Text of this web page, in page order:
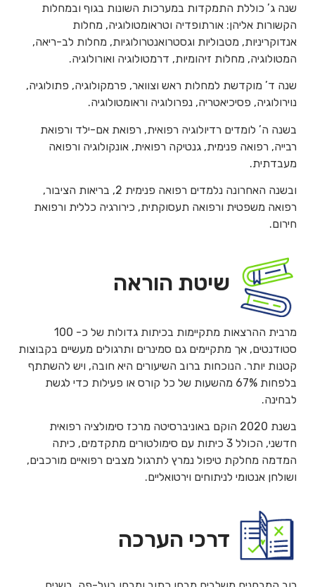
שנה ג’ כוללת התמקדות במערכות השונות בגוף ובמחלות
הקשורות אליהן: אורתופדיה וטראומטולוגיה, מחלות
אנדוקריניות, מטבוליות וגסטרואנטרולוגיות, מחלות לב-ריאה,
המטולוגיה, מחלות זיהומיות, דרמטולוגיה ואורולוגיה.
שנה ד’ מוקדשת למחלות ראש וצוואר, פרמקולוגיה, פתולוגיה,
נוירולוגיה, פסיכיאטריה, נפרולוגיה וראומטולוגיה.
בשנה ה’ לומדים רדיולוגיה רפואית, רפואת אם-ילד ורפואת
רבייה, רפואה פנימית, גנטיקה רפואית, אונקולוגיה ורפואה
מעבדתית.
ובשנה האחרונה נלמדים רפואה פנימית 2, בריאות הציבור,
רפואה משפטית ורפואה תעסוקתית, כירורגיה כללית ורפואת
חירום.
שיטת הוראה
מרבית ההרצאות מתקיימות בכיתות גדולות של כ- 100
סטודנטים, אך מתקיימים גם סמינרים ותרגולים מעשיים בקבוצות
קטנות יותר. הנוכחות ברוב השיעורים היא חובה, ויש להשתתף
בלפחות 67% מהשעות של כל קורס או פעילות כדי לגשת
לבחינה.
בשנת 2020 הוקם באוניברסיטה מרכז סימולציה רפואית
חדשני, הכולל 3 כיתות עם סימולטורים מתקדמים, כיתה
המדמה מחלקת טיפול נמרץ לתרגול מצבים רפואיים מורכבים,
ושולחן אנטומי לניתוחים וירטואליים.
דרכי הערכה